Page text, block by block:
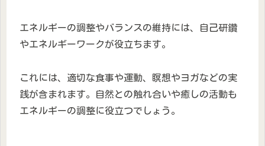
エネルギーの調整やバランスの維持には、自己研鑽
やエネルギーワークが役立ちます。
これには、適切な食事や運動、瞑想やヨガなどの実
践が含まれます。自然との触れ合いや癒しの活動も
エネルギーの調整に役立つでしょう。